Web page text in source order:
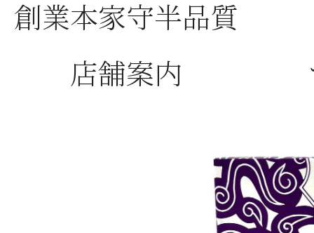
創業本家守半品質
店舗案内